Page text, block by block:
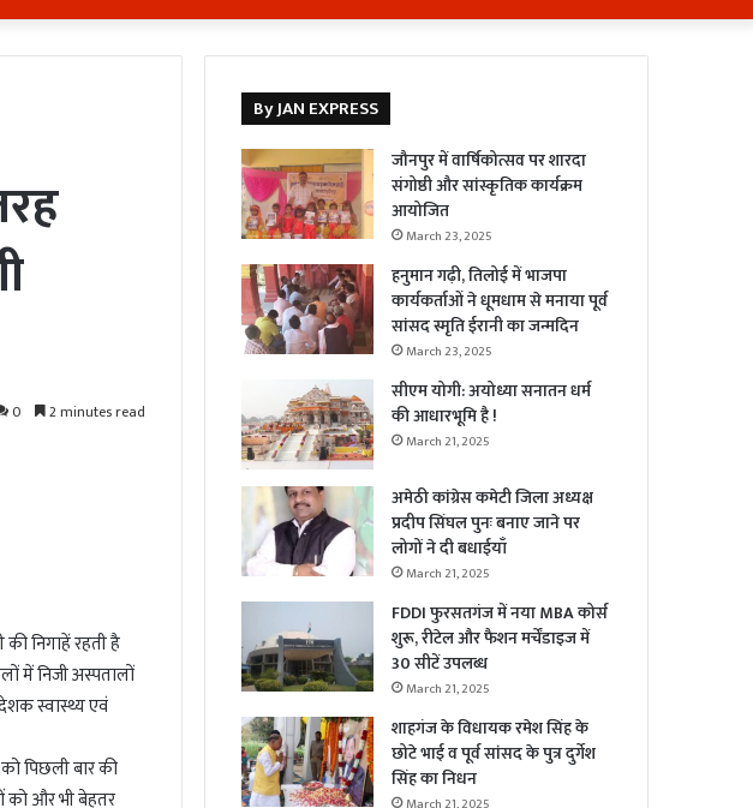
In
0 2 minutes read
निगाहें रहती है
में निजी अस्पतालों
स्वास्थ्य एवं
पिछली बार की
को और भी बेहतर
By JAN EXPRESS
जौनपुर में वार्षिकोत्सव पर शारदा
संगोष्ठी और सांस्कृतिक कार्यक्रम
आयोजित
March 23, 2025
हनुमान गढ़ी, तिलोई में भाजपा
कार्यकर्ताओं ने धूमधाम से मनाया पूर्व
सांसद स्मृति ईरानी का जन्मदिन
March 23, 2025
सीएम योगी: अयोध्या सनातन धर्म
की आधारभूमि है !
March 21, 2025
अमेठी कांग्रेस कमेटी जिला अध्यक्ष
प्रदीप सिंघल पुनः बनाए जाने पर
लोगों ने दी बधाईयाँ
March 21, 2025
FDDI फुरसतगंज में नया MBA कोर्स
शुरू, रीटेल और फैशन मर्चेंडाइज में
30 सीटें उपलब्ध
March 21, 2025
शाहगंज के विधायक रमेश सिंह के
छोटे भाई व पूर्व सांसद के पुत्र दुर्गेश
सिंह का निधन